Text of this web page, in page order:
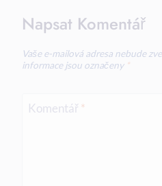
Napsat Komentář
Vaše e-mailová adresa nebude
informace jsou označeny *
Komentář *